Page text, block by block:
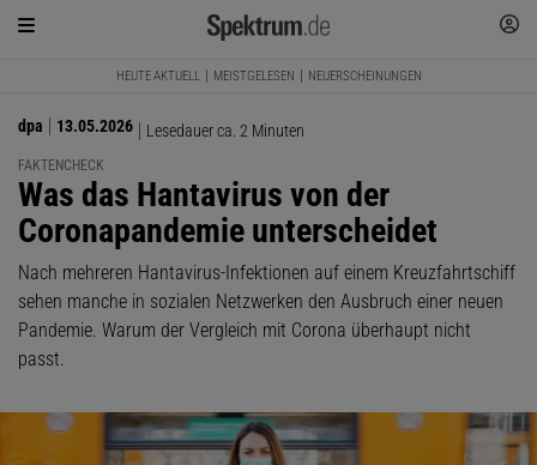
HEUTE AKTUELL MEISTGELESEN NEUERSCHEINUNGEN
dpa 13.05.2026 Lesedauer ca. 2 Minuten
FAKTENCHECK
:
Was das Hantavirus von der
Coronapandemie unterscheidet
Nach mehreren Hantavirus-Infektionen auf einem Kreuzfahrtschiff
sehen manche in sozialen Netzwerken den Ausbruch einer neuen
Pandemie. Warum der Vergleich mit Corona überhaupt nicht
passt.